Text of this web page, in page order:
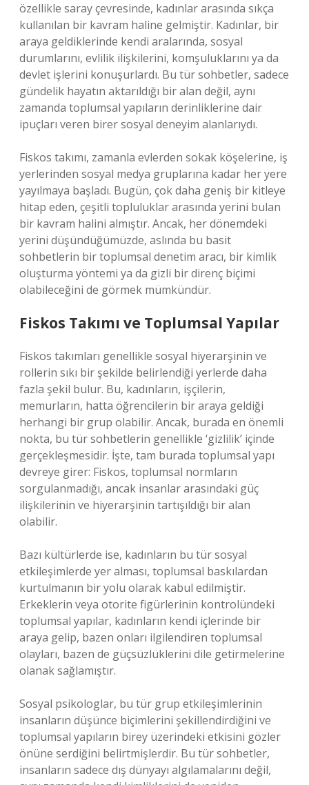
özellikle saray çevresinde, kadınlar arasında sıkça
kullanılan bir kavram haline gelmiştir. Kadınlar, bir
araya geldiklerinde kendi aralarında, sosyal
durumlarını, evlilik ilişkilerini, komşuluklarını ya da
devlet işlerini konuşurlardı. Bu tür sohbetler, sadece
gündelik hayatın aktarıldığı bir alan değil, aynı
zamanda toplumsal yapıların derinliklerine dair
ipuçları veren birer sosyal deneyim alanlarıydı.
Fiskos takımı, zamanla evlerden sokak köşelerine, iş
yerlerinden sosyal medya gruplarına kadar her yere
yayılmaya başladı. Bugün, çok daha geniş bir kitleye
hitap eden, çeşitli topluluklar arasında yerini bulan
bir kavram halini almıştır. Ancak, her dönemdeki
yerini düşündüğümüzde, aslında bu basit
sohbetlerin bir toplumsal denetim aracı, bir kimlik
oluşturma yöntemi ya da gizli bir direnç biçimi
olabileceğini de görmek mümkündür.
Fiskos Takımı ve Toplumsal Yapılar
Fiskos takımları genellikle sosyal hiyerarşinin ve
rollerin sıkı bir şekilde belirlendiği yerlerde daha
fazla şekil bulur. Bu, kadınların, işçilerin,
memurların, hatta öğrencilerin bir araya geldiği
herhangi bir grup olabilir. Ancak, burada en önemli
nokta, bu tür sohbetlerin genellikle ‘gizlilik’ içinde
gerçekleşmesidir. İşte, tam burada toplumsal yapı
devreye girer: Fiskos, toplumsal normların
sorgulanmadığı, ancak insanlar arasındaki güç
ilişkilerinin ve hiyerarşinin tartışıldığı bir alan
olabilir.
Bazı kültürlerde ise, kadınların bu tür sosyal
etkileşimlerde yer alması, toplumsal baskılardan
kurtulmanın bir yolu olarak kabul edilmiştir.
Erkeklerin veya otorite figürlerinin kontrolündeki
toplumsal yapılar, kadınların kendi içlerinde bir
araya gelip, bazen onları ilgilendiren toplumsal
olayları, bazen de güçsüzlüklerini dile getirmelerine
olanak sağlamıştır.
Sosyal psikologlar, bu tür grup etkileşimlerinin
insanların düşünce biçimlerini şekillendirdiğini ve
toplumsal yapıların birey üzerindeki etkisini gözler
önüne serdiğini belirtmişlerdir. Bu tür sohbetler,
insanların sadece dış dünyayı algılamalarını değil,